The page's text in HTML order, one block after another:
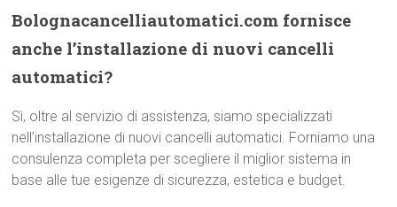
Bolognacancelliautomatici.com fornisce
anche l’installazione di nuovi cancelli
automatici?
Sì, oltre al servizio di assistenza, siamo specializzati
nell’installazione di nuovi cancelli automatici. Forniamo una
consulenza completa per scegliere il miglior sistema in
base alle tue esigenze di sicurezza, estetica e budget.